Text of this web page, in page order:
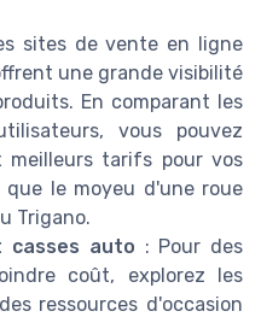
sites de vente en ligne
une grande visibilité
En comparant les
vous pouvez
meilleurs tarifs pour vos
que le moyeu d'une roue
Trigano.
casses auto : Pour des
coût, explorez les
ressources d'occasion